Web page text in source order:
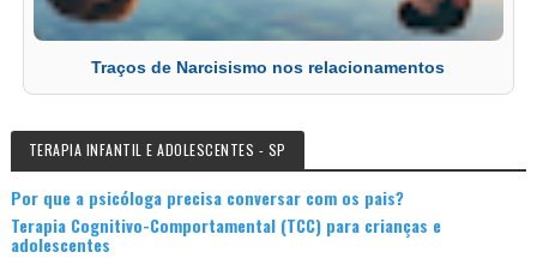
Traços de Narcisismo nos relacionamentos
TERAPIA INFANTIL E ADOLESCENTES - SP
Por que a psicóloga precisa conversar com os pais?
Terapia Cognitivo-Comportamental (TCC) para crianças e
adolescentes